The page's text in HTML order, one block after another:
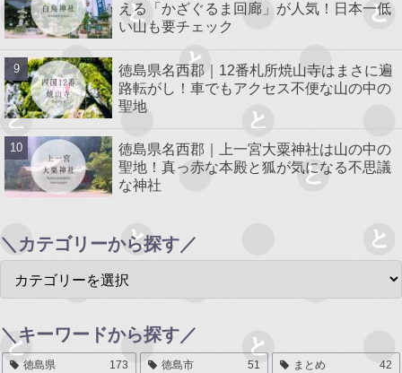
える「かざぐるま回廊」が人気！日本一低
い山も要チェック
徳島県名西郡｜12番札所焼山寺はまさに遍
路転がし！車でもアクセス不便な山の中の
聖地
徳島県名西郡｜上一宮大粟神社は山の中の
聖地！真っ赤な本殿と狐が気になる不思議
な神社
＼カテゴリーから探す／
＼キーワードから探す／
徳島県 173 徳島市 51 まとめ 42